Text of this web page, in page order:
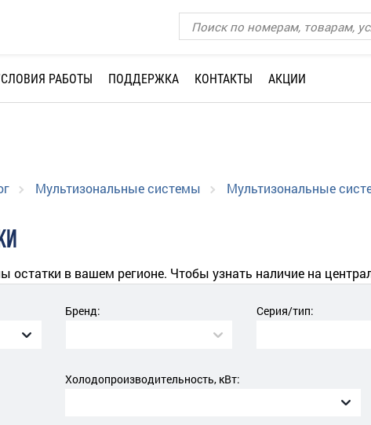
РАБОТЫ ПОДДЕРЖКА КОНТАКТЫ АКЦИИ
Мультизональные системы Мультизональные
остатки в вашем регионе. Чтобы узнать наличие на
Бренд: Серия/тип:
Холодопроизводительность, кВт: